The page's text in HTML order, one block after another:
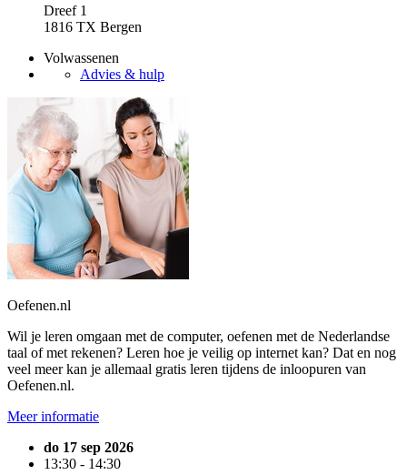
Dreef 1
1816 TX Bergen
Volwassenen
Advies & hulp
Oefenen.nl
Wil je leren omgaan met de computer, oefenen met de Nederlandse
taal of met rekenen? Leren hoe je veilig op internet kan? Dat en nog
veel meer kan je allemaal gratis leren tijdens de inloopuren van
Oefenen.nl.
Meer informatie
do 17 sep 2026
13:30 - 14:30